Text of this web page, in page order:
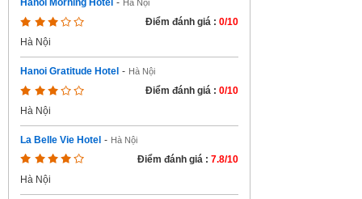
Hanoi Morning Hotel - Hà Nội
Điểm đánh giá : 0/10
Hà Nội
Hanoi Gratitude Hotel - Hà Nội
Điểm đánh giá : 0/10
Hà Nội
La Belle Vie Hotel - Hà Nội
Điểm đánh giá : 7.8/10
Hà Nội